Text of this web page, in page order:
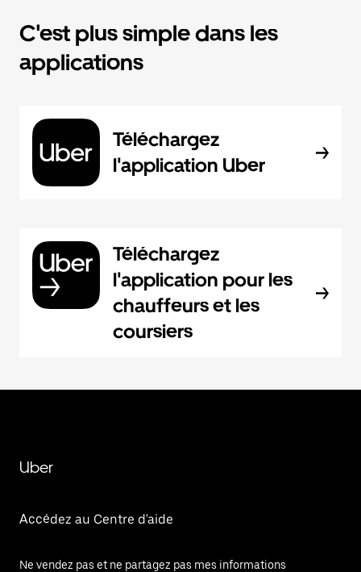
C'est plus simple dans les
applications
Téléchargez
l'application Uber
Téléchargez
l'application pour les
chauffeurs et les
coursiers
Uber
Accédez au Centre d'aide
Ne vendez pas et ne partagez pas mes informations